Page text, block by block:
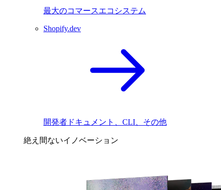
最大のコマースエコシステム
Shopify.dev
開発者ドキュメント、CLI、その他
絶え間ないイノベーション